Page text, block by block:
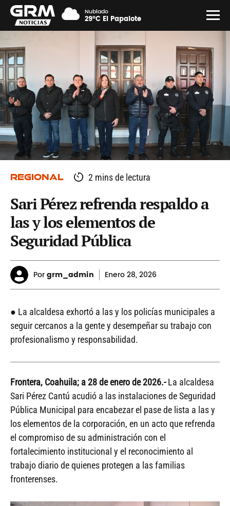
Nublado
29°C El Papalote
REGIONAL 2 mins de lectura
Sari Pérez refrenda respaldo a
las y los elementos de
Seguridad Pública
Porgrm_admin Enero28, 2026
● La alcaldesa exhortó a las y los policías municipales a
seguir cercanos a la gente y desempeñar su trabajo con
profesionalismo y responsabilidad.
Frontera, Coahuila; a 28 de enero de 2026.-La alcaldesa
Sari Pérez Cantú acudió a las instalaciones de Seguridad
Pública Municipal para encabezar el pase de lista a las y
los elementos de la corporación, en un acto que refrenda
el compromiso de su administración con el
fortalecimiento institucional y el reconocimiento al
trabajo diario de quienes protegen a las familias
fronterenses.